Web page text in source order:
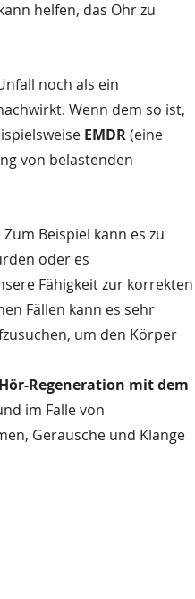
helfen, das Ohr zu
noch als ein
Wenn dem so ist,
EMDR (eine
von belastenden
Beispiel kann es zu
oder es
Fähigkeit zur korrekten
Fällen kann es sehr
um den Körper
Regeneration mit dem
im Falle von
Geräusche und Klänge